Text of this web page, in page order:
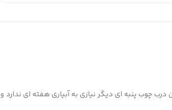
چوب پنبه ای دیگر نیازی به آبیاری هفته ای ندارد و